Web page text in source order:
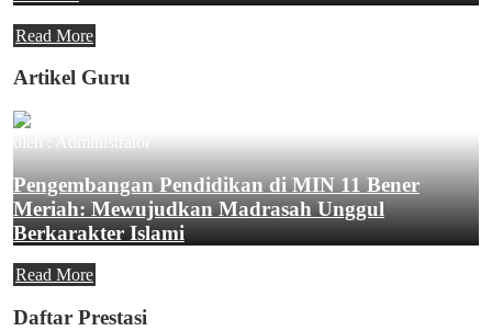
Read More
Artikel Guru
oleh : Administrator
Pengembangan Pendidikan di MIN 11 Bener
Meriah: Mewujudkan Madrasah Unggul
Berkarakter Islami
Read More
Daftar Prestasi